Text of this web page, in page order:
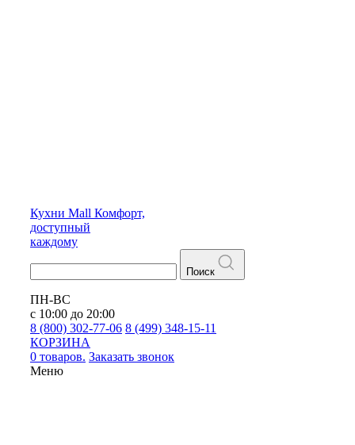
Кухни Mall Комфорт,
доступный
каждому
Поиск
ПН-ВС
с 10:00 до 20:00
8 (800) 302-77-06 8 (499) 348-15-11
КОРЗИНА
0 товаров. Заказать звонок
Меню